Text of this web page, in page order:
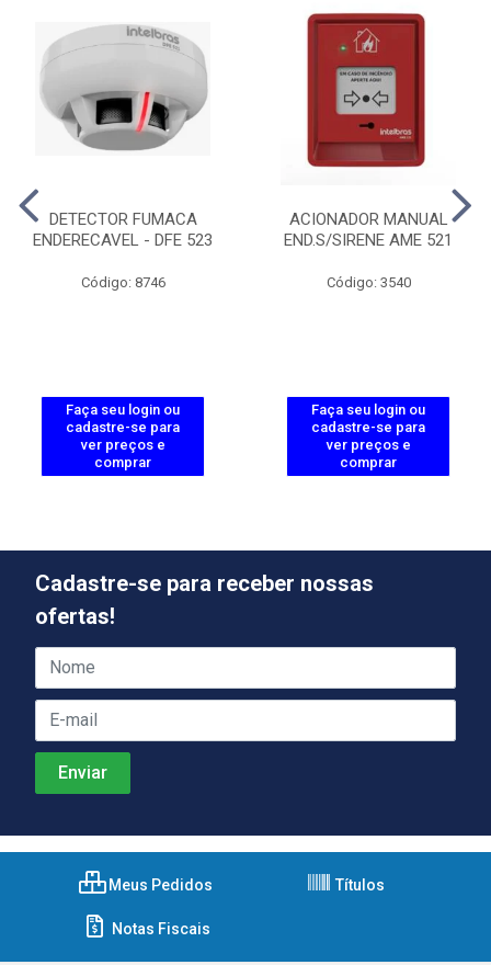
DETECTOR FUMACA
ENDERECAVEL - DFE 523
Código: 8746
Faça seu login ou
cadastre-se para
ver preços e
comprar
ACIONADOR MANUAL
END.S/SIRENE AME 521
Código: 3540
Faça seu login ou
cadastre-se para
ver preços e
comprar
Cadastre-se para receber nossas
ofertas!
Meus Pedidos Títulos
Notas Fiscais